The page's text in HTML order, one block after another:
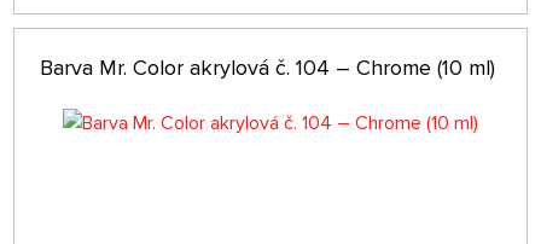
Barva Mr. Color akrylová č. 104 – Chrome (10 ml)